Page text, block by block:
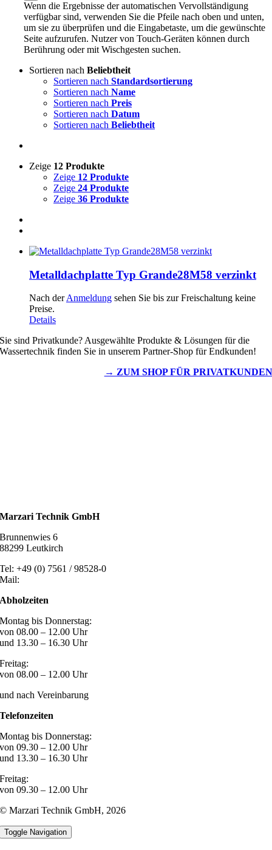
Wenn die Ergebnisse der automatischen Vervollständigung
verfügbar sind, verwenden Sie die Pfeile nach oben und unten,
um sie zu überprüfen und die Eingabetaste, um die gewünschte
Seite aufzurufen. Nutzer von Touch-Geräten können durch
Berührung oder mit Wischgesten suchen.
Sortieren nach Beliebtheit
Sortieren nach Standardsortierung
Sortieren nach Name
Sortieren nach Preis
Sortieren nach Datum
Sortieren nach Beliebtheit
Zeige 12 Produkte
Zeige 12 Produkte
Zeige 24 Produkte
Zeige 36 Produkte
Metalldachplatte Typ Grande28M58 verzinkt
Nach derAnmeldung sehen Sie bis zur Freischaltung keine
Preise.
Details
Sie sind Privatkunde? Ausgewählte Produkte & Lösungen für die
Wassertechnik finden Sie in unserem Partner-Shop für Endkunden!
→ ZUM SHOP FÜR PRIVATKUNDEN
Marzari Technik GmbH
Brunnenwies 6
88299 Leutkirch
Tel: +49 (0) 7561 / 98528-0
Mail:
Abholzeiten
Montag bis Donnerstag:
von 08.00 – 12.00 Uhr
und 13.30 – 16.30 Uhr
Freitag:
von 08.00 – 12.00 Uhr
und nach Vereinbarung
Telefonzeiten
Montag bis Donnerstag:
von 09.30 – 12.00 Uhr
und 13.30 – 16.30 Uhr
Freitag:
von 09.30 – 12.00 Uhr
© Marzari Technik GmbH,2026
Toggle Navigation